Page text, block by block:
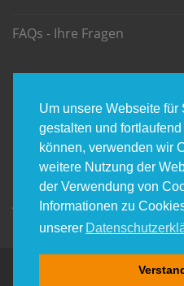
Um unsere Webseite für
gestalten und
können, verwenden wir
weitere Nutzung der
der Verwendung von
Informationen zu
unserer
FAQs - Ihre Fragen
Impressum
Datenschtz
AGBs
© ein Projekt von sinfoweb &